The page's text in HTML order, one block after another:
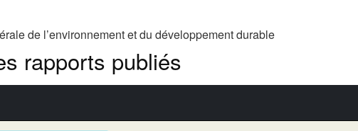
de l’environnement et du développement durable
rapports publiés